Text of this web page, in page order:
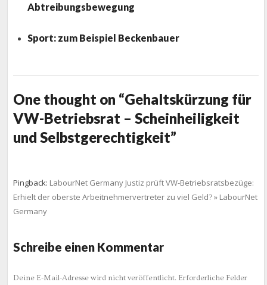
Abtreibungsbewegung
Sport: zum Beispiel Beckenbauer
One thought on “Gehaltskürzung für
VW-Betriebsrat – Scheinheiligkeit
und Selbstgerechtigkeit”
Pingback: LabourNet Germany Justiz prüft VW-Betriebsratsbezüge:
Erhielt der oberste Arbeitnehmervertreter zu viel Geld? » LabourNet
Germany
Schreibe einen Kommentar
Deine E-Mail-Adresse wird nicht veröffentlicht. Erforderliche Felder